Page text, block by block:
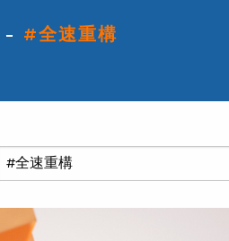
- #全速重構